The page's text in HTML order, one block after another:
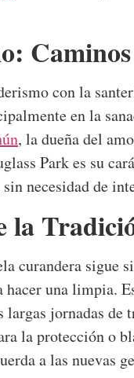
con la
en la
, la dueña del
Park es su
necesidad de
curandera sigue
una limpia.
jornadas
la protección o
a las nuevas